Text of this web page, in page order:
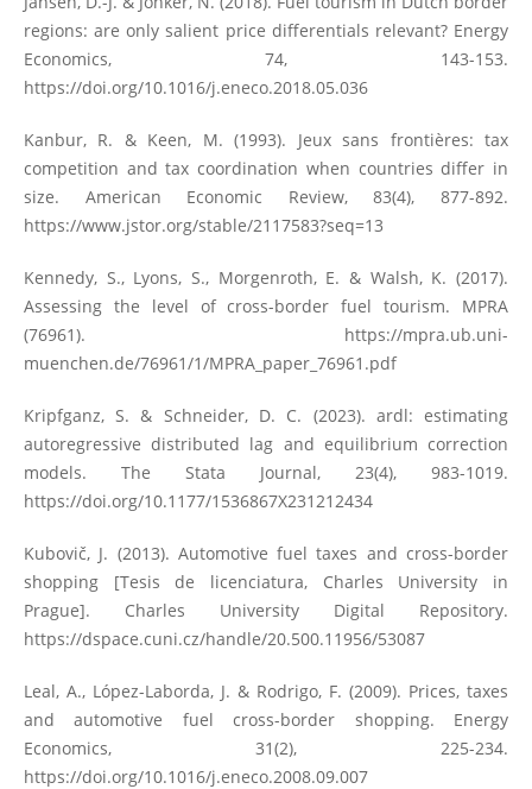
regions: are only salient price differentials relevant? Energy
Economics, 74, 143-153.
https://doi.org/10.1016/j.eneco.2018.05.036
Kanbur, R. & Keen, M. (1993). Jeux sans frontières: tax
competition and tax coordination when countries differ in
size. American Economic Review, 83(4), 877-892.
https://www.jstor.org/stable/2117583?seq=13
Kennedy, S., Lyons, S., Morgenroth, E. & Walsh, K. (2017).
Assessing the level of cross-border fuel tourism. MPRA
(76961). https://mpra.ub.uni-
muenchen.de/76961/1/MPRA_paper_76961.pdf
Kripfganz, S. & Schneider, D. C. (2023). ardl: estimating
autoregressive distributed lag and equilibrium correction
models. The Stata Journal, 23(4), 983-1019.
https://doi.org/10.1177/1536867X231212434
Kubovič, J. (2013). Automotive fuel taxes and cross-border
shopping [Tesis de licenciatura, Charles University in
Prague]. Charles University Digital Repository.
https://dspace.cuni.cz/handle/20.500.11956/53087
Leal, A., López-Laborda, J. & Rodrigo, F. (2009). Prices, taxes
and automotive fuel cross-border shopping. Energy
Economics, 31(2), 225-234.
https://doi.org/10.1016/j.eneco.2008.09.007